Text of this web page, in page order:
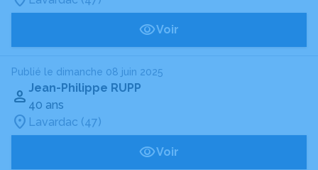
Voir
Publié le dimanche 08 juin 2025
Jean-Philippe RUPP
40 ans
Lavardac (47)
Voir